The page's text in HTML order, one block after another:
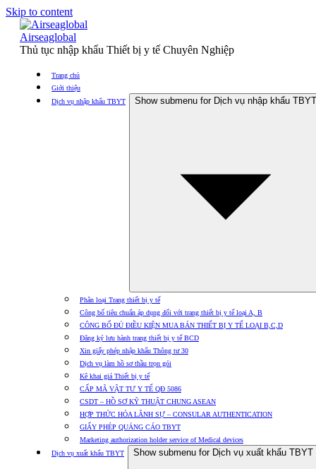
Skip to content
Airseaglobal
Thủ tục nhập khẩu Thiết bị y tế Chuyên Nghiệp
Trang chủ
Giới thiệu
Dịch vụ nhập khẩu TBYT
Show submenu for Dịch vụ nhập khẩu TBYT
Phân loại Trang thiết bị y tế
Công bố tiêu chuẩn áp dụng đối với trang thiết bị y tế loại A, B
CÔNG BỐ ĐỦ ĐIỀU KIỆN MUA BÁN THIẾT BỊ Y TẾ LOẠI B,C,D
Đăng ký lưu hành trang thiết bị y tế BCD
Xin giấy phép nhập khẩu Thông tư 30
Dịch vụ làm hồ sơ thầu trọn gói
Kê khai giá Thiết bị y tế
CẤP MÃ VẬT TƯ Y TẾ QĐ 5086
CSDT – HỒ SƠ KỸ THUẬT CHUNG ASEAN
HỢP THỨC HÓA LÃNH SỰ – CONSULAR AUTHENTICATION
GIẤY PHÉP QUẢNG CÁO TBYT
Marketing authorization holder service of Medical devices
Dịch vụ xuất khẩu TBYT
Show submenu for Dịch vụ xuất khẩu TBYT